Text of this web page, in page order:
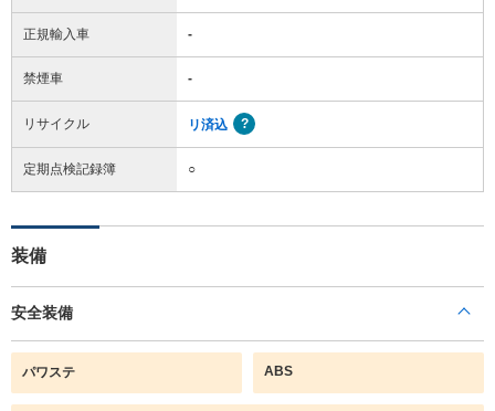
正規輸入車 -
禁煙車 -
リサイクル リ済込
定期点検記録簿 ○
装備
安全装備
パワステ ABS